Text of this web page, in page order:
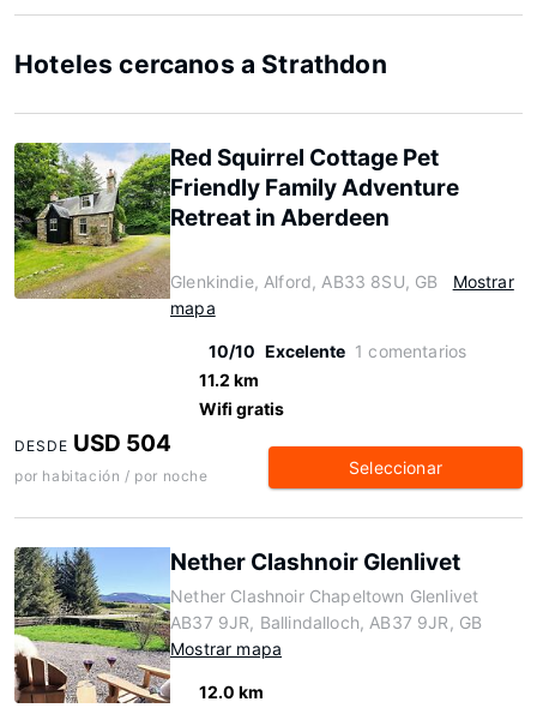
Hoteles cercanos a Strathdon
Red Squirrel Cottage Pet
Friendly Family Adventure
Retreat in Aberdeen
Glenkindie, Alford, AB33 8SU, GB
Mostrar
mapa
10/10 Excelente 1 comentarios
11.2 km
Wifi gratis
DESDE USD 504
por habitación / por noche Seleccionar
Nether Clashnoir Glenlivet
Nether Clashnoir Chapeltown Glenlivet
AB37 9JR, Ballindalloch, AB37 9JR, GB
Mostrar mapa
12.0 km